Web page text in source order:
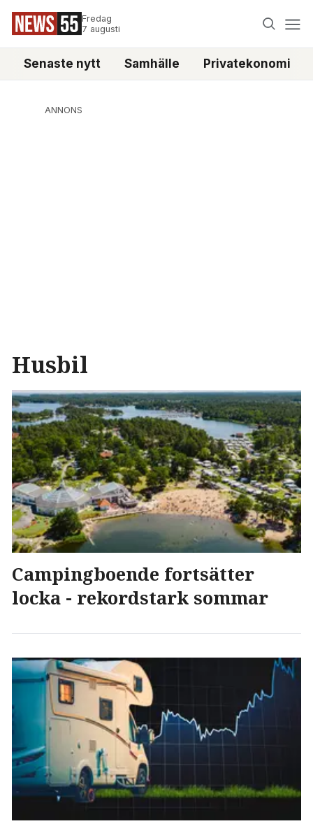
Fredag
7 augusti
Senaste nytt Samhälle Privatekonomi
ANNONS
Husbil
Campingboende fortsätter
locka - rekordstark sommar